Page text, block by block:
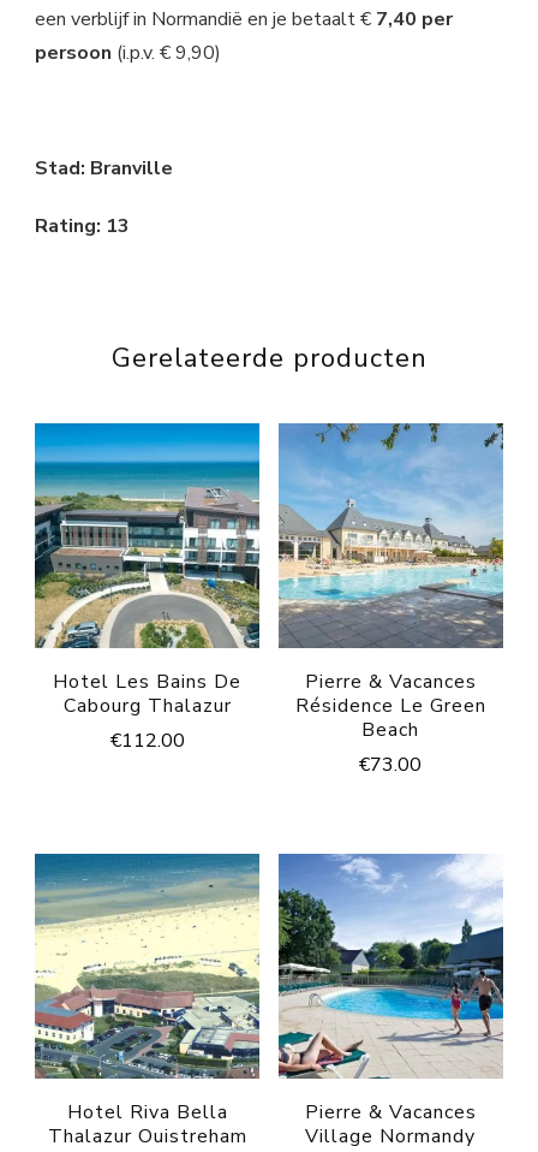
een verblijf in Normandië en je betaalt € 7,40 per
persoon (i.p.v. € 9,90)
Stad: Branville
Rating: 13
Gerelateerde producten
Hotel Les Bains De
Cabourg Thalazur
€112.00
Pierre & Vacances
Résidence Le Green
Beach
€73.00
Hotel Riva Bella
Thalazur Ouistreham
Pierre & Vacances
Village Normandy